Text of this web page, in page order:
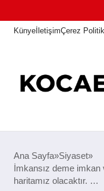
KünyeİletişimÇerez
ANASAYFA
Ana Sayfa Siyaset
İmkansız deme imkan
haritamız olacaktır. …